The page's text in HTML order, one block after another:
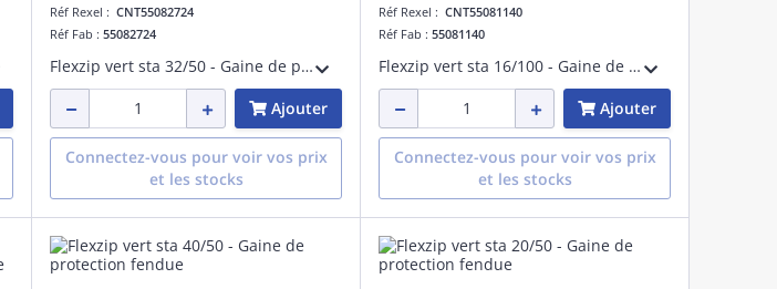
Réf Rexel : CNT55082724
Réf Fab : 55082724
Flexzip vert sta 32/50 - Gaine de protection fendue - Pose en montage apparent à l'intérieur des bâtiments - Non propagateur de la flamme - Fabriqué en France
Ajouter
Connectez-vous pour voir vos prix
et les stocks
Réf Rexel : CNT55081140
Réf Fab : 55081140
Flexzip vert sta 16/100 - Gaine de protection fendue - Pose en montage apparent à l'intérieur des bâtiments - Non propagateur de la flamme - Fabriqué en France
Ajouter
Connectez-vous pour voir vos prix
et les stocks